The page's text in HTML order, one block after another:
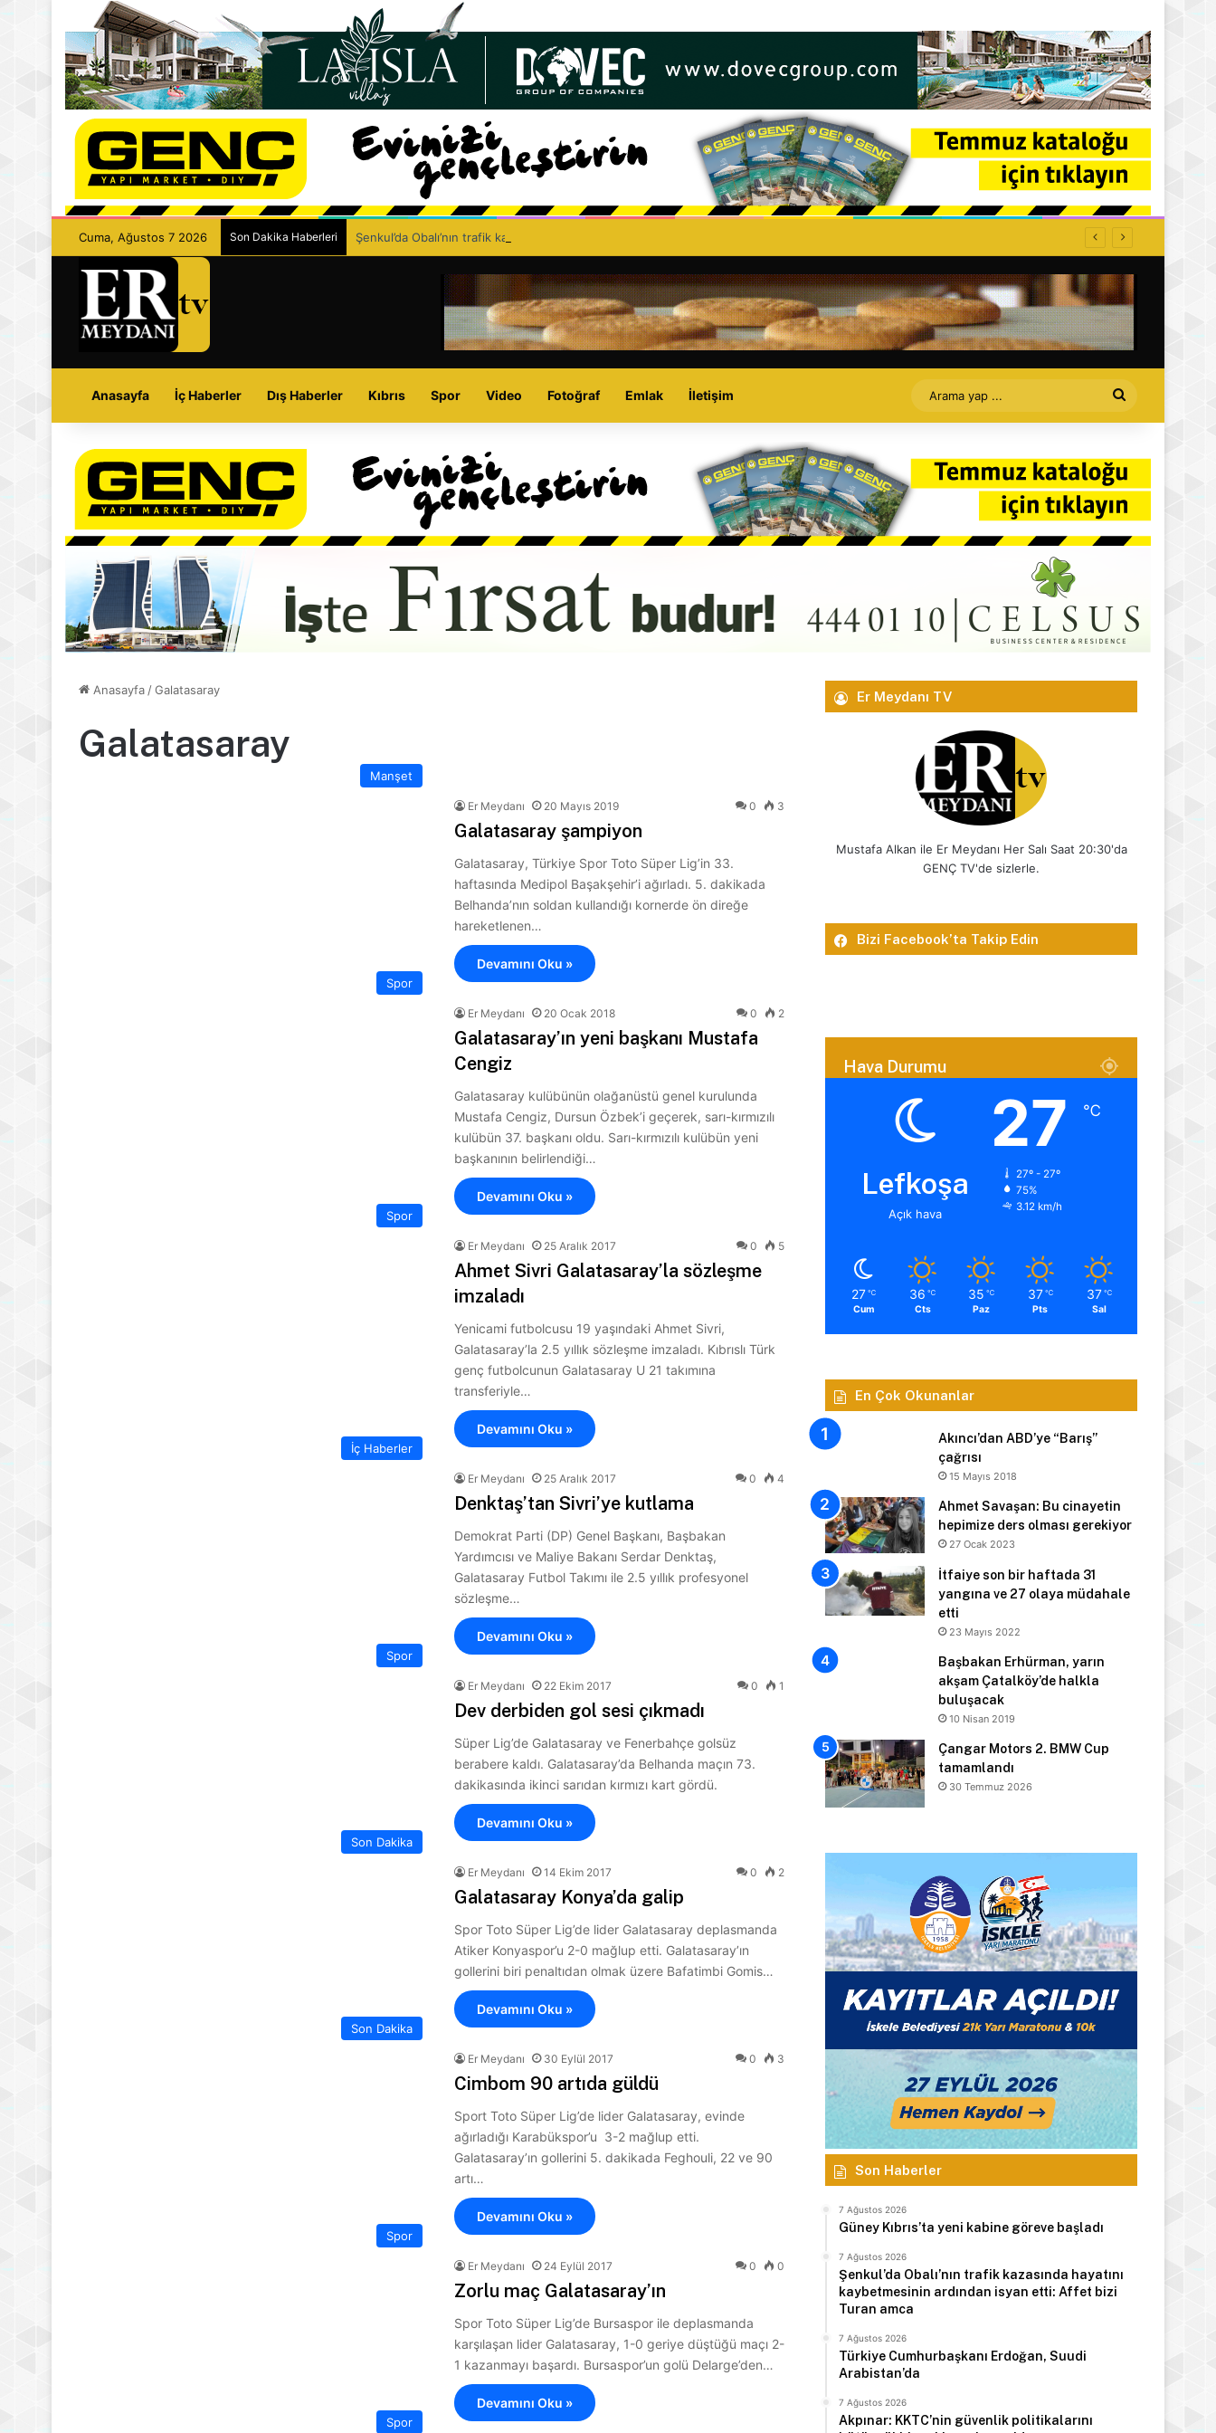
Cuma, Ağustos 7 2026 Son Dakika Haberleri Şenkul’da Obalı’nın trafik kazasında hayatını kaybetmesinin ardından isyan etti: Affet bizi Turan amca
Anasayfa İç Haberler Dış Haberler Kıbrıs Spor Video Fotoğraf Emlak İletişim
Arama
yap
...
Anasayfa/Galatasaray
Galatasaray
Manşet
Er Meydanı 20 Mayıs 2019 0 3
Galatasaray şampiyon
Galatasaray, Türkiye Spor Toto Süper Lig’in 33.
haftasında Medipol Başakşehir’i ağırladı. 5. dakikada
Belhanda’nın soldan kullandığı kornerde ön direğe
hareketlenen…
Devamını Oku »
Spor
Er Meydanı 20 Ocak 2018 0 2
Galatasaray’ın yeni başkanı Mustafa
Cengiz
Galatasaray kulübünün olağanüstü genel kurulunda
Mustafa Cengiz, Dursun Özbek’i geçerek, sarı-kırmızılı
kulübün 37. başkanı oldu. Sarı-kırmızılı kulübün yeni
başkanının belirlendiği…
Devamını Oku »
Spor
Er Meydanı 25 Aralık 2017 0 5
Ahmet Sivri Galatasaray’la sözleşme
imzaladı
Yenicami futbolcusu 19 yaşındaki Ahmet Sivri,
Galatasaray’la 2.5 yıllık sözleşme imzaladı. Kıbrıslı Türk
genç futbolcunun Galatasaray U 21 takımına
transferiyle…
Devamını Oku »
İç Haberler
Er Meydanı 25 Aralık 2017 0 4
Denktaş’tan Sivri’ye kutlama
Demokrat Parti (DP) Genel Başkanı, Başbakan
Yardımcısı ve Maliye Bakanı Serdar Denktaş,
Galatasaray Futbol Takımı ile 2.5 yıllık profesyonel
sözleşme…
Devamını Oku »
Spor
Er Meydanı 22 Ekim 2017 0 1
Dev derbiden gol sesi çıkmadı
Süper Lig’de Galatasaray ve Fenerbahçe golsüz
berabere kaldı. Galatasaray’da Belhanda maçın 73.
dakikasında ikinci sarıdan kırmızı kart gördü.
Devamını Oku »
Son Dakika
Er Meydanı 14 Ekim 2017 0 2
Galatasaray Konya’da galip
Spor Toto Süper Lig’de lider Galatasaray deplasmanda
Atiker Konyaspor’u 2-0 mağlup etti. Galatasaray’ın
gollerini biri penaltıdan olmak üzere Bafatimbi Gomis…
Devamını Oku »
Son Dakika
Er Meydanı 30 Eylül 2017 0 3
Cimbom 90 artıda güldü
Sport Toto Süper Lig’de lider Galatasaray, evinde
ağırladığı Karabükspor’u 3-2 mağlup etti.
Galatasaray’ın gollerini 5. dakikada Feghouli, 22 ve 90
artı…
Devamını Oku »
Spor
Er Meydanı 24 Eylül 2017 0 0
Zorlu maç Galatasaray’ın
Spor Toto Süper Lig’de Bursaspor ile deplasmanda
karşılaşan lider Galatasaray, 1-0 geriye düştüğü maçı 2-
1 kazanmayı başardı. Bursaspor’un golü Delarge’den…
Devamını Oku »
Spor
Er Meydanı TV
Mustafa Alkan ile Er Meydanı Her Salı Saat 20:30'da
GENÇ TV'de sizlerle.
Bizi Facebook’ta Takip Edin
Hava Durumu
Lefkoşa
Açık hava
27 ℃
27º - 27º
75%
3.12 km/h
27 ℃
Cum
36 ℃
Cts
35 ℃
Paz
37 ℃
Pts
37 ℃
Sal
En Çok Okunanlar
Akıncı’dan ABD’ye “Barış”
çağrısı
15 Mayıs 2018
Ahmet Savaşan: Bu cinayetin
hepimize ders olması gerekiyor
27 Ocak 2023
İtfaiye son bir haftada 31
yangına ve 27 olaya müdahale
etti
23 Mayıs 2022
Başbakan Erhürman, yarın
akşam Çatalköy’de halkla
buluşacak
10 Nisan 2019
Çangar Motors 2. BMW Cup
tamamlandı
30 Temmuz 2026
Son Haberler
7 Ağustos 2026
Güney Kıbrıs’ta yeni kabine göreve başladı
7 Ağustos 2026
Şenkul’da Obalı’nın trafik kazasında hayatını
kaybetmesinin ardından isyan etti: Affet bizi
Turan amca
7 Ağustos 2026
Türkiye Cumhurbaşkanı Erdoğan, Suudi
Arabistan’da
7 Ağustos 2026
Akpınar: KKTC’nin güvenlik politikalarını